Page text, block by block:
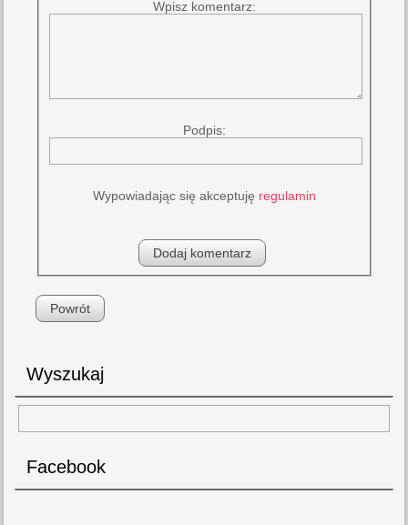
Wpisz komentarz:
Podpis:
Wypowiadając się akceptuję regulamin
Powrót
Wyszukaj
Facebook